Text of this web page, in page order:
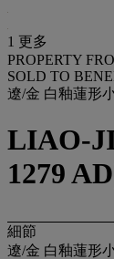
1 更多
PROPERTY
SOLD TO
遼/金 白釉蓮形
LIAO-
1279
細節
遼/金 白釉蓮形